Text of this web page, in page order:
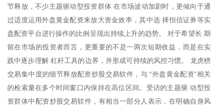
节释放，不少主题驱动型投资群体 在市场波动加剧时，更倾向于通
过适度运用外盘黄金配资来放大资金效率，其中选 择恒信证券等实
盘配资平台进行操作的比例呈现出持续上升的趋势。 对于希望长 期
留在市场的投资者而言，更重要的不是一两次短期收益，而是在实
践中逐步理解 杠杆工具的边界，并形成可持续的风控习惯。 龙虎榜
交易集中度的细节释放配资炒股交易软件，与 “外盘黄金配资”相关
的检索量在多个时间窗口内保持在高位区间。受访的主题驱 动型投
资群体中配资炒股交易软件，有相当一部分人表示，在明确自身风